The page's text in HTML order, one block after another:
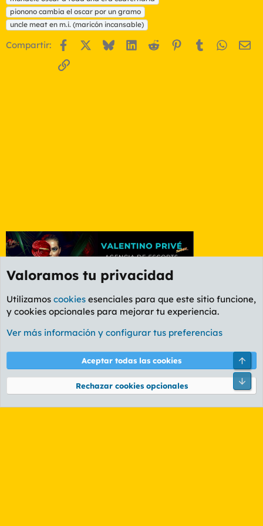
e
t
a
s
pionono cambia el oscar por un gramo
uncle meat en m.i. (maricón incansable)
Compartir: Facebook BlueskyLinkedIn
Reddit Pinterest
Tumblr
Enlace
Foro Cine
Cookies
PL OLDSTYLE AMARILLO
Términos y reglas Política de privacidad Ayuda
Community platform by XenForo® © 2010-2026 XenForo Ltd.
Valoramos tu privacidad
Utilizamos cookies esenciales para que este sitio funcione,
y cookies opcionales para mejorar tu experiencia.
Ver más información y configurar tus preferencias
Aceptar todas las cookies
Rechazar cookies opcionales
Pie